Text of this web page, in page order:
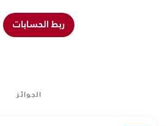
ربط الحسابات
الجوائز